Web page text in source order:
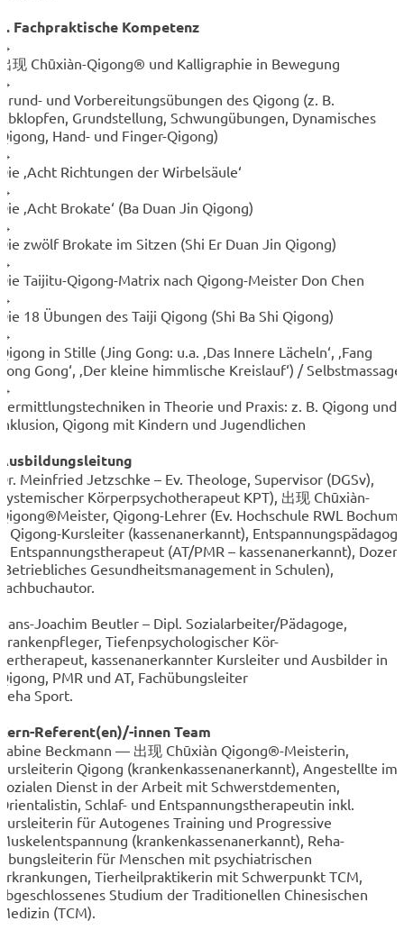
Fachpraktische Kompetenz
现 Chūxiàn-Qigong® und Kalligraphie in Bewegung
und Vorbereitungsübungen des Qigong (z. B.
Grundstellung, Schwungübungen, Dynamisches
Hand- und Finger-Qigong)
‚Acht Richtungen der Wirbelsäule‘
‚Acht Brokate‘ (Ba Duan Jin Qigong)
zwölf Brokate im Sitzen (Shi Er Duan Jin Qigong)
Taijitu-Qigong-Matrix nach Qigong-Meister Don Chen
18 Übungen des Taiji Qigong (Shi Ba Shi Qigong)
in Stille (Jing Gong: u.a. ‚Das Innere Lächeln‘, ‚Fang
Gong‘, ‚Der kleine himmlische Kreislauf‘) / Selbstmassage
in Theorie und Praxis: z. B. Qigong und
Qigong mit Kindern und Jugendlichen
Meinfried Jetzschke – Ev. Theologe, Supervisor (DGSv),
Körperpsychotherapeut KPT), 出现 Chūxiàn-
Qigong-Lehrer (Ev. Hochschule RWL Bochum)
Qigong-Kursleiter (kassenanerkannt),
Entspannungstherapeut (AT/PMR – kassenanerkannt),
Gesundheitsmanagement in Schulen),
Joachim Beutler – Dipl. Sozialarbeiter/Pädagoge,
Tiefenpsychologischer Kör-
kassenanerkannter Kursleiter und Ausbilder in
PMR und AT, Fachübungsleiter
Sport.
Referent(en)/-innen Team
Beckmann — 出现 Chūxiàn Qigong®-Meisterin,
Qigong (krankenkassenanerkannt), Angestellte im
Dienst in der Arbeit mit Schwerstdementen,
Schlaf- und Entspannungstherapeutin inkl.
für Autogenes Training und Progressive
(krankenkassenanerkannt), Reha-
für Menschen mit psychiatrischen
Tierheilpraktikerin mit Schwerpunkt TCM,
Studium der Traditionellen Chinesischen
(TCM).